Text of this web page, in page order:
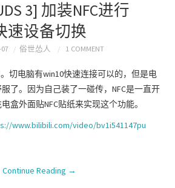
3] 加装NFC进行
速设备切换
俗世怂人 1 COMMENT
切电脑有win10快速连接可以的，但是电
了。因为自己装了一碰传，NFC是一直开
盒外面贴NFC贴纸来实现这个功能。
www.bilibili.com/video/bv1i541147pu
Continue Reading →